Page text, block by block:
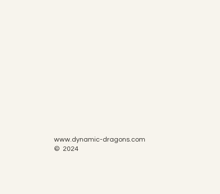
www.dynamic-dragons.com
© 2024